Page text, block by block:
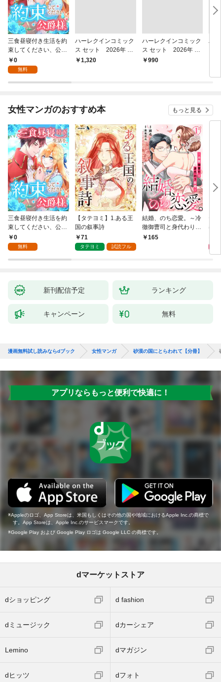
三食昼寝付き生活を約
束してください、公爵
様 1話
0
無料
ハーレクインコミック
ス セット 2026年 vo
l.1158
￥1,320
ハーレクインコミック
ス セット 2026年 vo
l.1096
￥990
ハ
女性マンガのおすすめ本 もっと見る
三食昼寝付き生活を約
束してください、公爵
様 1話
0
無料
【タテヨミ】1.ある王
国の叙事詩
71
タテヨミ 試読フル
結婚、のち恋愛。～冷
徹御曹司と身代わり結
婚～1
165
デ
者
新刊配信予定 ランキング
キャンペーン 無料
漫画無料試し読みならdブック 女性マンガ 砂漠の国にとらわれて【分冊】
アプリならもっと便利で快適に！
Appleのロゴ、App Storeは、米国もしくはその他の国や地域におけるApple Inc.の商標で
す。App Storeは、Apple Inc.のサービスマークです。
Google Play および Google Play ロゴは Google LLC の商標です。
dマーケットストア
dショッピング d fashion
dミュージック dカーシェア
Lemino dマガジン
dヒッツ dフォト